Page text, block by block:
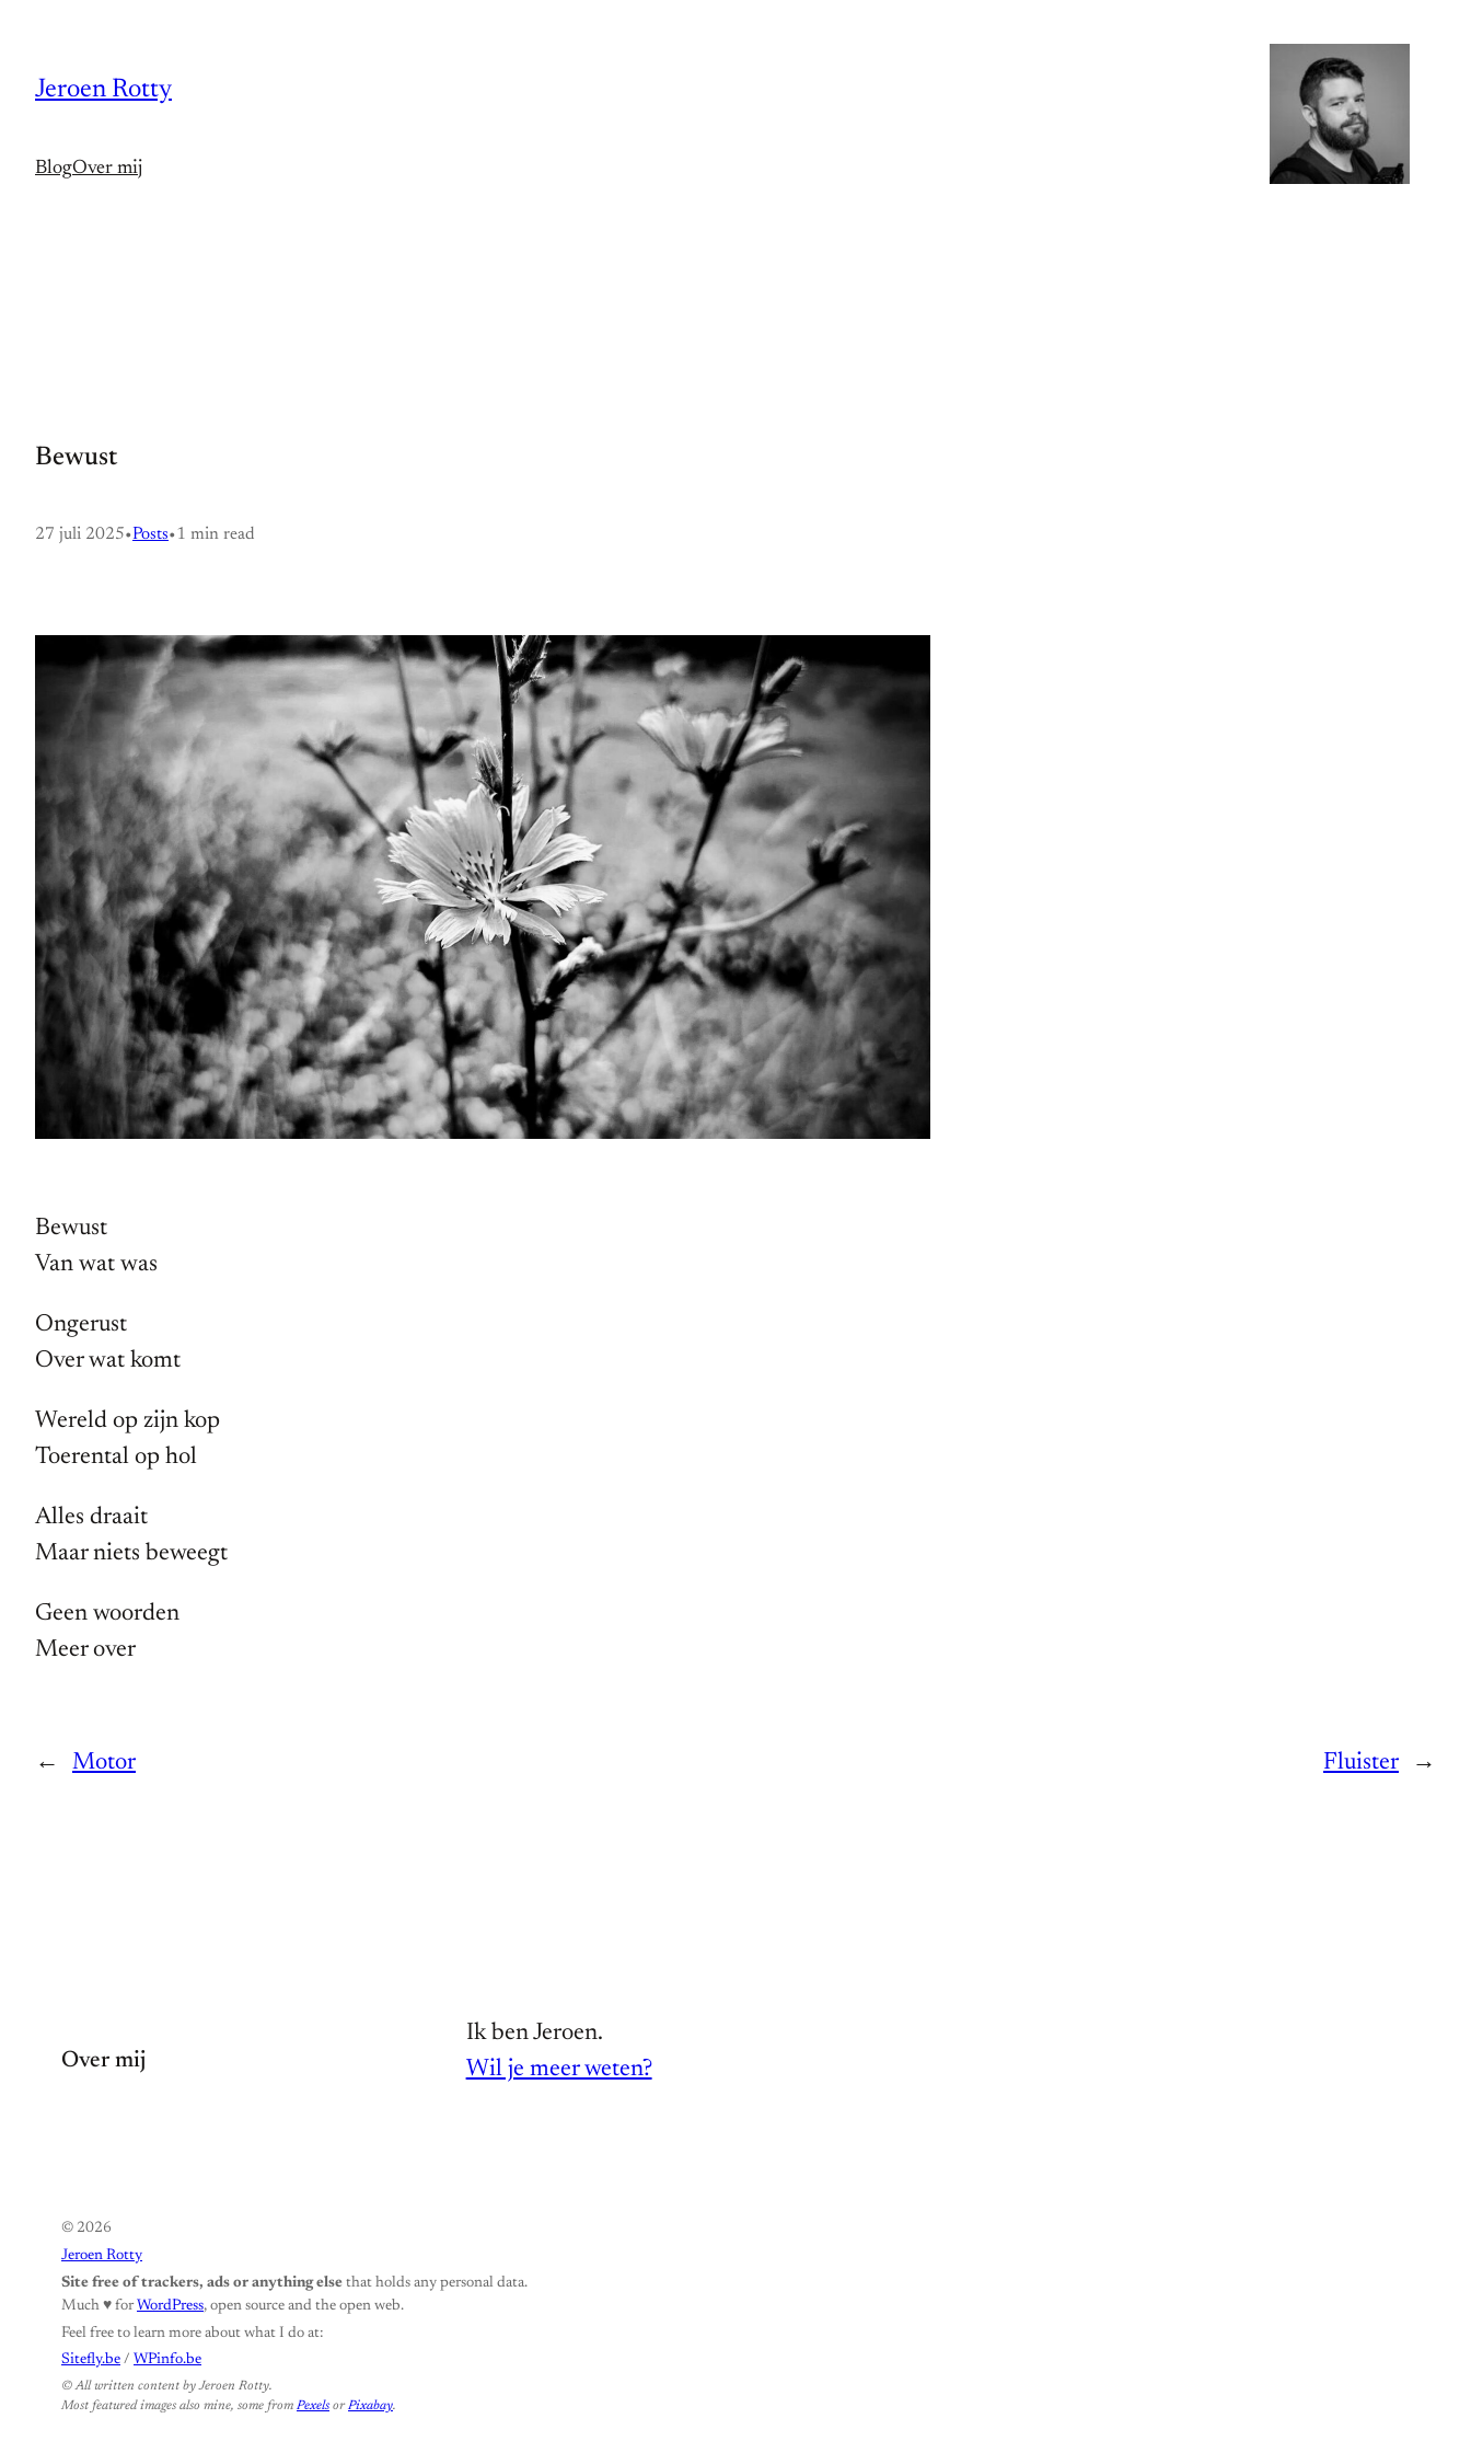
Jeroen Rotty
BlogOver mij
Bewust
27 juli 2025•Posts•1 min read
Bewust
Van wat was
Ongerust
Over wat komt
Wereld op zijn kop
Toerental op hol
Alles draait
Maar niets beweegt
Geen woorden
Meer over
← Motor Fluister →
Over mij
Ik ben Jeroen.
Wil je meer weten?
© 2026
Jeroen Rotty
Site free of trackers, ads or anything else that holds any personal data.
Much ♥️ for WordPress, open source and the open web.
Feel free to learn more about what I do at:
Sitefly.be / WPinfo.be
© All written content by Jeroen Rotty.
Most featured images also mine, some from PexelsorPixabay.